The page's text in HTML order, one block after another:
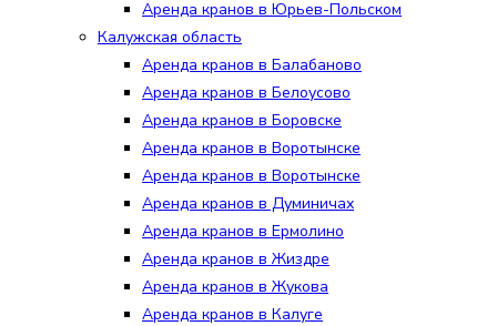
Аренда кранов в Юрьев-Польском
Калужская область
Аренда кранов в Балабаново
Аренда кранов в Белоусово
Аренда кранов в Боровске
Аренда кранов в Воротынске
Аренда кранов в Воротынске
Аренда кранов в Думиничах
Аренда кранов в Ермолино
Аренда кранов в Жиздре
Аренда кранов в Жукова
Аренда кранов в Калуге